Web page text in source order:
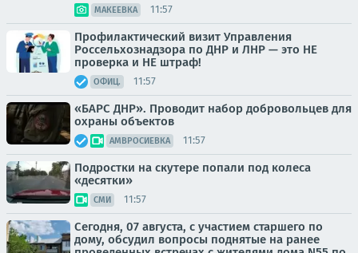
МАКЕЕВКА 11:57
Профилактический визит Управления
Россельхознадзора по ДНР и ЛНР — это НЕ
проверка и НЕ штраф!
ОФИЦ. 11:57
«БАРС ДНР». Проводит набор добровольцев для
охраны объектов
АМВРОСИЕВКА 11:57
Подростки на скутере попали под колеса
«десятки»
СМИ 11:57
Сегодня, 07 августа, с участием старшего по
дому, обсудил вопросы поднятые на ранее